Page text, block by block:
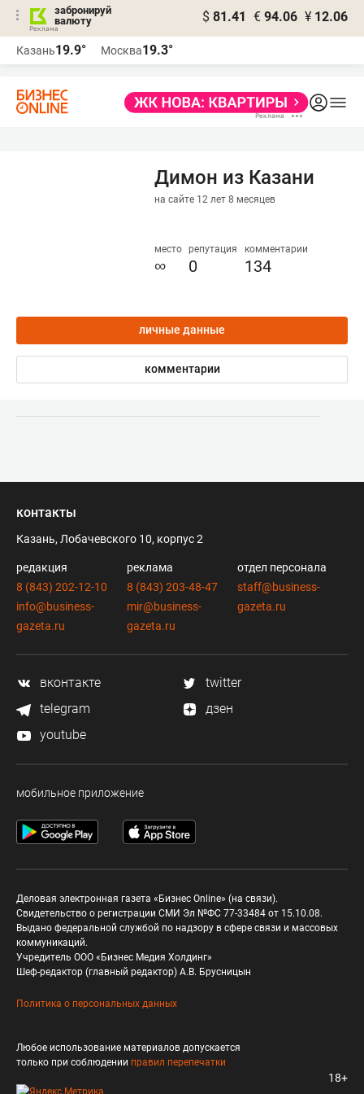
забронируй
валюту
$ 81.41 € 94.06 ¥ 12.06
Казань19.9° Москва19.3°
Димон из Казани
на сайте 12 лет 8 месяцев
место
∞
репутация
0
комментарии
134
личные данные
комментарии
контакты
Казань, Лобачевского 10, корпус 2
редакция
8 (843) 202-12-10
info@business-
gazeta.ru
реклама
8 (843) 203-48-47
mir@business-
gazeta.ru
отдел персонала
staff@business-
gazeta.ru
вконтакте
twitter
telegram
дзен
youtube
мобильное приложение
Деловая электронная газета «Бизнес Online» (на связи).
Свидетельство о регистрации СМИ Эл №ФС 77-33484 от 15.10.08.
Выдано федеральной службой по надзору в сфере связи и массовых
коммуникаций.
Учредитель ООО «Бизнес Медия Холдинг»
Шеф-редактор (главный редактор) А.В. Брусницын
Политика о персональных данных
Любое использование материалов допускается
только при соблюдении правил перепечатки
18+